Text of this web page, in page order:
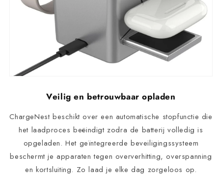
Veilig en betrouwbaar opladen
ChargeNest beschikt over een automatische stopfunctie die
het laadproces beëindigt zodra de batterij volledig is
opgeladen. Het geïntegreerde beveiligingssysteem
beschermt je apparaten tegen oververhitting, overspanning
en kortsluiting. Zo laad je elke dag zorgeloos op.